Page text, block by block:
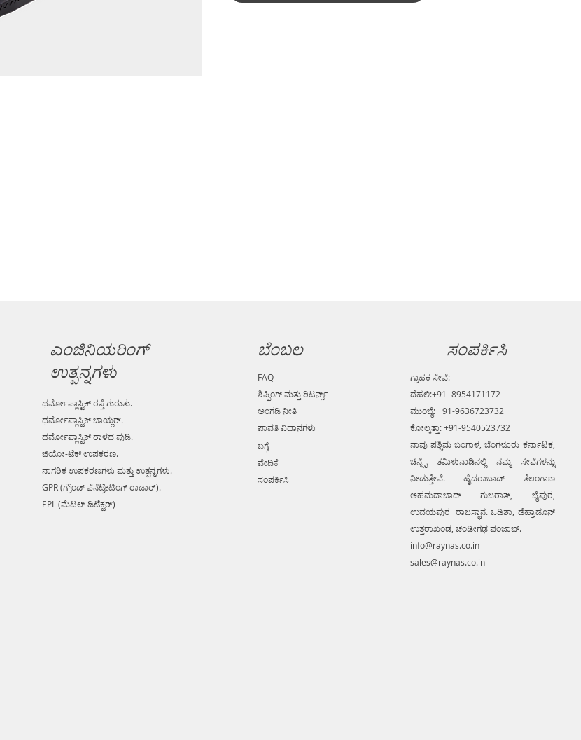
ಎಂಜಿನಿಯರಿಂಗ್
ಉತ್ಪನ್ನಗಳು
ಥರ್ಮೋಪ್ಲಾಸ್ಟಿಕ್ ರಸ್ತೆ ಗುರುತು.
ಥರ್ಮೋಪ್ಲಾಸ್ಟಿಕ್ ಬಾಯ್ಲರ್.
ಥರ್ಮೋಪ್ಲಾಸ್ಟಿಕ್ ರಾಳದ ಪುಡಿ.
ಜಿಯೋ-ಟೆಕ್ ಉಪಕರಣ.
ನಾಗರಿಕ ಉಪಕರಣಗಳು ಮತ್ತು ಉತ್ಪನ್ನಗಳು.
GPR (ಗ್ರೌಂಡ್ ಪೆನೆಟ್ರೇಟಿಂಗ್ ರಾಡಾರ್).
EPL (ಮೆಟಲ್ ಡಿಟೆಕ್ಟರ್)
ಬೆಂಬಲ
FAQ
ಶಿಪ್ಪಿಂಗ್ ಮತ್ತು ರಿಟರ್ನ್ಸ್
ಅಂಗಡಿ ನೀತಿ
ಪಾವತಿ ವಿಧಾನಗಳು
ಬಗ್ಗೆ
ವೇದಿಕೆ
ಸಂಪರ್ಕಿಸಿ
ಸಂಪರ್ಕಿಸಿ
ಗ್ರಾಹಕ ಸೇವೆ:
ದೆಹಲಿ:+91- 8954171172
ಮುಂಬೈ: +91-9636723732
ಕೋಲ್ಕತ್ತಾ: +91-9540523732
ನಾವು ಪಶ್ಚಿಮ ಬಂಗಾಳ, ಬೆಂಗಳೂರು ಕರ್ನಾಟಕ,
ಚೆನ್ನೈ ತಮಿಳುನಾಡಿನಲ್ಲಿ ನಮ್ಮ ಸೇವೆಗಳನ್ನು
ನೀಡುತ್ತೇವೆ. ಹೈದರಾಬಾದ್ ತೆಲಂಗಾಣ
ಅಹಮದಾಬಾದ್ ಗುಜರಾತ್, ಜೈಪುರ,
ಉದಯಪುರ ರಾಜಸ್ಥಾನ. ಒಡಿಶಾ, ಡೆಹ್ರಾಡೂನ್
ಉತ್ತರಾಖಂಡ, ಚಂಡೀಗಢ ಪಂಜಾಬ್.
info@raynas.co.in
sales@raynas.co.in